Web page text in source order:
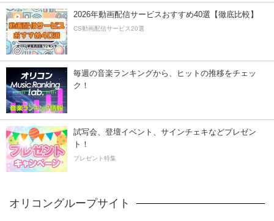
2026年動画配信サービスおすすめ40選【徹底比較】
CS動画配信サービス20選
毎週の音楽ランキングから、ヒットの推移をチェッ
ク！
試写会、登壇イベント、サインチェキなどプレゼン
ト！
プレゼント特集
オリコングループサイト